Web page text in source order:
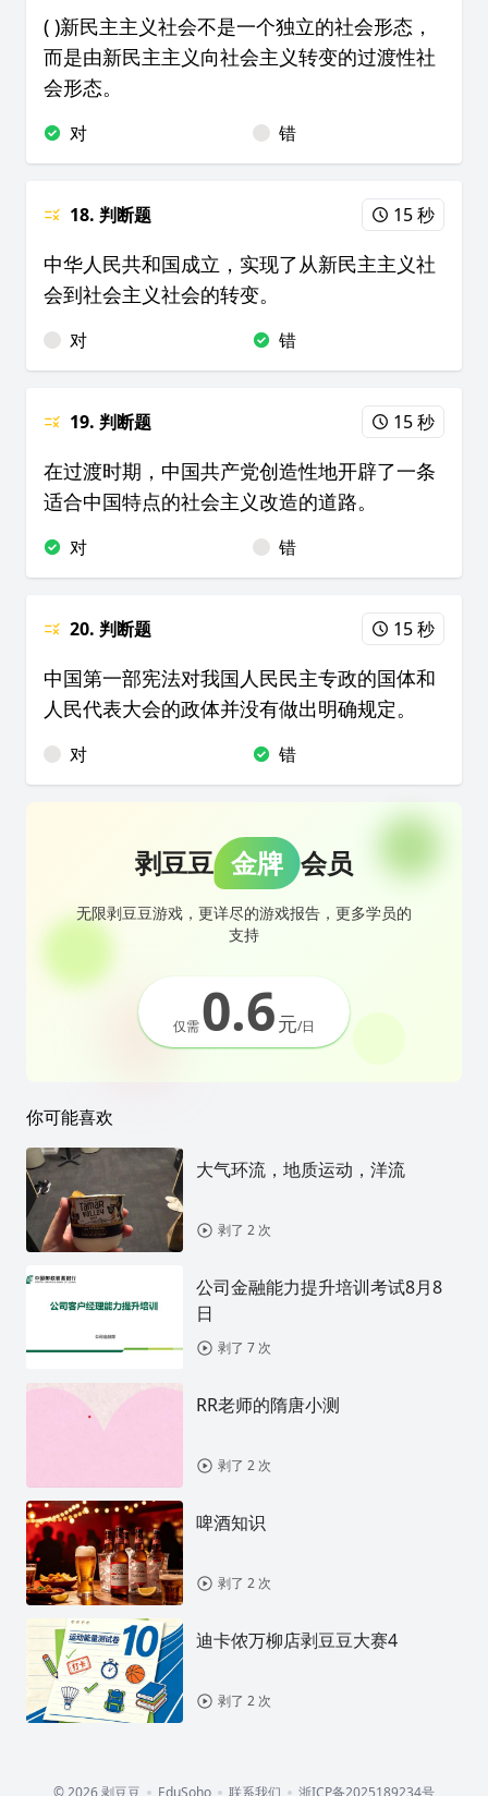
( )新民主主义社会不是一个独立的社会形态，
而是由新民主主义向社会主义转变的过渡性社
会形态。
对 错
18. 判断题 15 秒
中华人民共和国成立，实现了从新民主主义社
会到社会主义社会的转变。
对 错
19. 判断题 15 秒
在过渡时期，中国共产党创造性地开辟了一条
适合中国特点的社会主义改造的道路。
对 错
20. 判断题 15 秒
中国第一部宪法对我国人民民主专政的国体和
人民代表大会的政体并没有做出明确规定。
对 错
剥豆豆 金牌 会员
无限剥豆豆游戏，更详尽的游戏报告，更多学员的
支持
仅需0.6元/日
你可能喜欢
大气环流，地质运动，洋流
剥了 2 次
公司金融能力提升培训考试8月8
日
剥了 7 次
RR老师的隋唐小测
剥了 2 次
啤酒知识
剥了 2 次
迪卡侬万柳店剥豆豆大赛4
剥了 2 次
© 2026 剥豆豆 EduSoho 联系我们 浙ICP备2025189234号